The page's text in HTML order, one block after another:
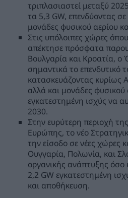
τριπλασιαστεί μεταξύ
τα 5,3 GW, επενδύοντας
μονάδες φυσικού αερίου
Στις υπόλοιπες χώρες
απέκτησε πρόσφατα
Βουλγαρία και Κροατία, ο
σημαντικά το επενδυτικό
κατασκευάζοντας κυρίως
αλλά και μονάδες φυσικού
εγκατεστημένη ισχύς να
2030.
Στην ευρύτερη περιοχή
Ευρώπης, το νέο
την είσοδο σε νέες χώρες
Ουγγαρία, Πολωνία, και
οργανικής ανάπτυξης όσο
2,2 GW εγκατεστημένη
και αποθήκευση.